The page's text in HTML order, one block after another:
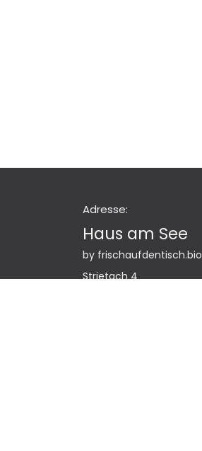
Adresse:
Haus am See
by frischaufdentisch.bio
Strietach 4